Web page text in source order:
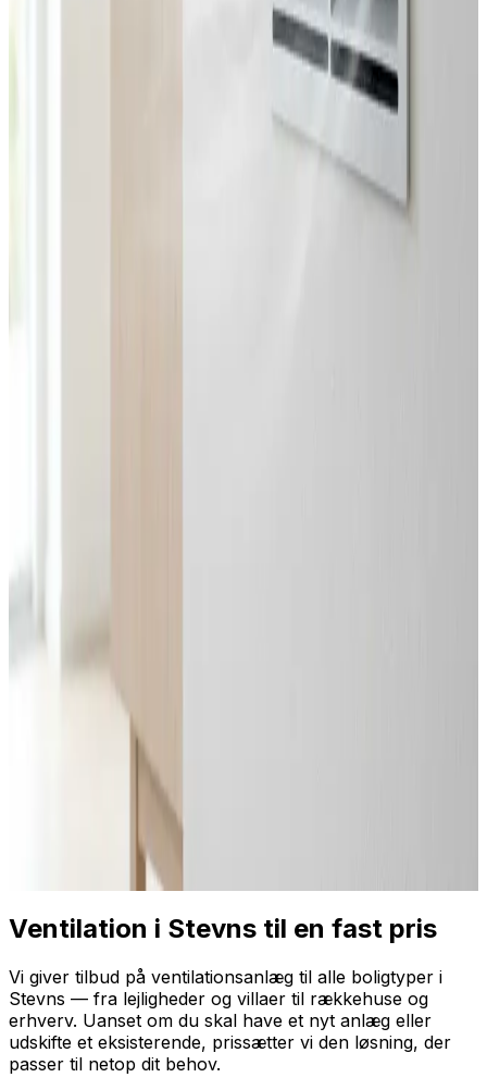
Professionel installation
70 60 30 04
Ventilation i Stevns til en fast pris
Vi giver tilbud på ventilationsanlæg til alle boligtyper i
Stevns — fra lejligheder og villaer til rækkehuse og
erhverv. Uanset om du skal have et nyt anlæg eller
udskifte et eksisterende, prissætter vi den løsning, der
passer til netop dit behov.